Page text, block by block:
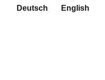
Deutsch English